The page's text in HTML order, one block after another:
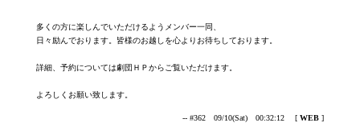
多くの方に楽しんでいただけるようメンバー一同、
日々励んでおります。皆様のお越しを心よりお待ちしております。
詳細、予約については劇団ＨＰからご覧いただけます。
よろしくお願い致します。
-- #362 09/10(Sat) 00:32:12 [ WEB ]